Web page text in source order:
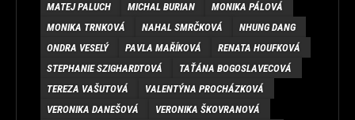
MATEJ PALUCH
MICHAL BURIAN
MONIKA PÁLOVÁ
MONIKA TRNKOVÁ
NAHAL SMRČKOVÁ
NHUNG DANG
ONDRA VESELÝ
PAVLA MAŘÍKOVÁ
RENATA HOUFKOVÁ
STEPHANIE SZIGHARDTOVÁ
TAŤÁNA BOGOSLAVECOVÁ
TEREZA VAŠUTOVÁ
VALENTÝNA PROCHÁZKOVÁ
VERONIKA DANEŠOVÁ
VERONIKA ŠKOVRANOVÁ